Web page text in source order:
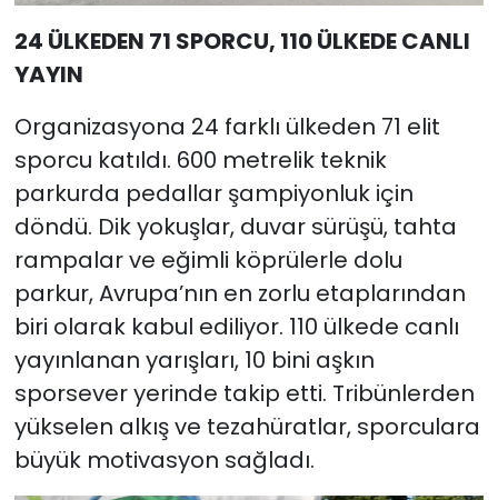
24 ÜLKEDEN 71 SPORCU, 110 ÜLKEDE CANLI
YAYIN
Organizasyona 24 farklı ülkeden 71 elit
sporcu katıldı. 600 metrelik teknik
parkurda pedallar şampiyonluk için
döndü. Dik yokuşlar, duvar sürüşü, tahta
rampalar ve eğimli köprülerle dolu
parkur, Avrupa’nın en zorlu etaplarından
biri olarak kabul ediliyor. 110 ülkede canlı
yayınlanan yarışları, 10 bini aşkın
sporsever yerinde takip etti. Tribünlerden
yükselen alkış ve tezahüratlar, sporculara
büyük motivasyon sağladı.